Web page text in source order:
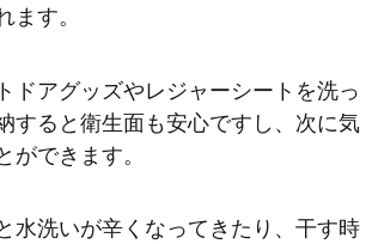
す。
ドアグッズやレジャーシートを洗っ
すると衛生面も安心ですし、次に気
できます。
水洗いが辛くなってきたり、干す時